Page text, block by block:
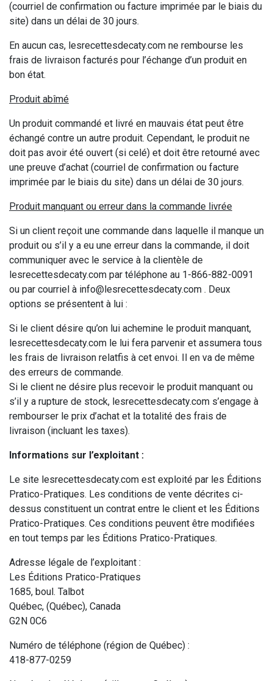
(courriel de confirmation ou facture imprimée par le biais du
site) dans un délai de 30 jours.
En aucun cas, lesrecettesdecaty.com ne rembourse les
frais de livraison facturés pour l’échange d’un produit en
bon état.
Produit abîmé
Un produit commandé et livré en mauvais état peut être
échangé contre un autre produit. Cependant, le produit ne
doit pas avoir été ouvert (si celé) et doit être retourné avec
une preuve d’achat (courriel de confirmation ou facture
imprimée par le biais du site) dans un délai de 30 jours.
Produit manquant ou erreur dans la commande livrée
Si un client reçoit une commande dans laquelle il manque un
produit ou s’il y a eu une erreur dans la commande, il doit
communiquer avec le service à la clientèle de
lesrecettesdecaty.com par téléphone au 1-866-882-0091
ou par courriel à info@lesrecettesdecaty.com . Deux
options se présentent à lui :
Si le client désire qu’on lui achemine le produit manquant,
lesrecettesdecaty.com le lui fera parvenir et assumera tous
les frais de livraison relatfis à cet envoi. Il en va de même
des erreurs de commande.
Si le client ne désire plus recevoir le produit manquant ou
s’il y a rupture de stock, lesrecettesdecaty.com s’engage à
rembourser le prix d’achat et la totalité des frais de
livraison (incluant les taxes).
Informations sur l’exploitant :
Le site lesrecettesdecaty.com est exploité par les Éditions
Pratico-Pratiques. Les conditions de vente décrites ci-
dessus constituent un contrat entre le client et les Éditions
Pratico-Pratiques. Ces conditions peuvent être modifiées
en tout temps par les Éditions Pratico-Pratiques.
Adresse légale de l’exploitant :
Les Éditions Pratico-Pratiques
1685, boul. Talbot
Québec, (Québec), Canada
G2N 0C6
Numéro de téléphone (région de Québec) :
418-877-0259